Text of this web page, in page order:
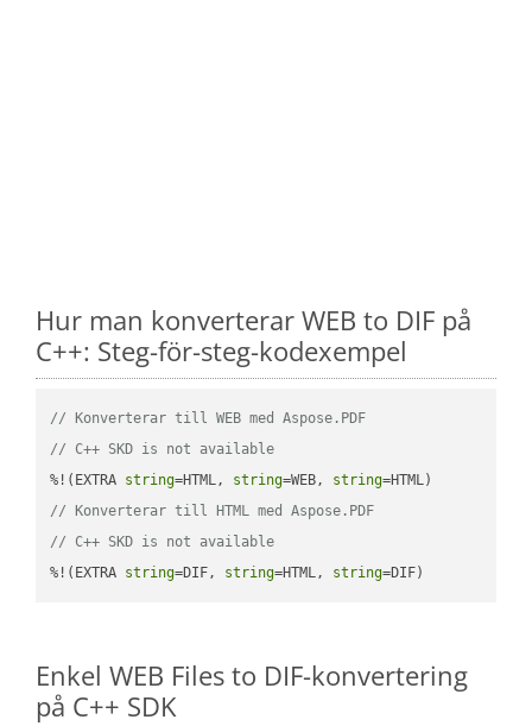
Hur man konverterar WEB to DIF på
C++: Steg-för-steg-kodexempel
// Konverterar till WEB med Aspose.PDF
// C++ SKD is not available
%!(EXTRA string=HTML, string=WEB, string
// Konverterar till HTML med Aspose.PDF
// C++ SKD is not available
%!(EXTRA string=DIF, string=HTML, string=DIF)
Enkel WEB Files to DIF-konvertering
på C++ SDK